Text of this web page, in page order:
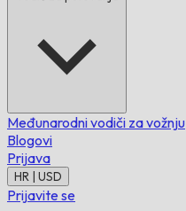
Međunarodni vodiči za vožnju
Blogovi
Prijava
HR | USD
Prijavite se